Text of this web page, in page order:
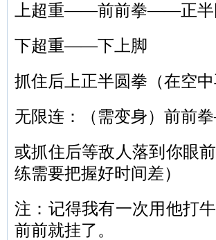
上超重——前前拳——正半
下超重——下上脚
抓住后上正半圆拳（在空中
无限连：（需变身）前
或抓住后等敌人落到你眼
练需要把握好时间差）
注：记得我有一次用他打
前前就挂了。